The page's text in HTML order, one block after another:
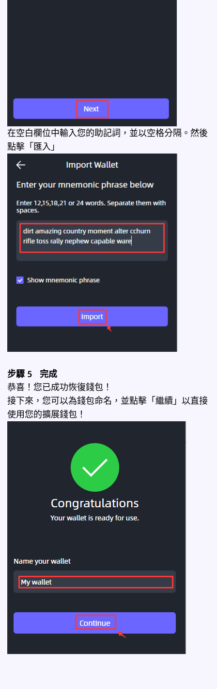
在空白欄位中輸入您的助記詞，並以空格分隔。然後
點擊「匯入」
步驟 5 完成
恭喜！您已成功恢復錢包！
接下來，您可以為錢包命名，並點擊「繼續」以直接
使用您的擴展錢包！